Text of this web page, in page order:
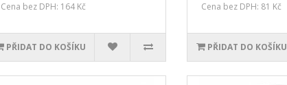
Cena bez DPH: 164 Kč
PŘIDAT DO KOŠÍKU
Cena bez DPH: 81 Kč
PŘIDAT DO KOŠÍKU